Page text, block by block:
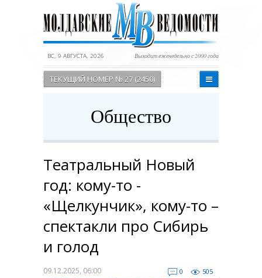
ВС, 9 АВГУСТА, 2026 Выходит еженедельно с 2000 года
ТЕКУЩИЙ НОМЕР № 27 (2450)
Общество
Театральный Новый
год: кому-то -
«Щелкунчик», кому-то –
спектакли про Сибирь
и голод
09.12.2025, 06:00 0 505